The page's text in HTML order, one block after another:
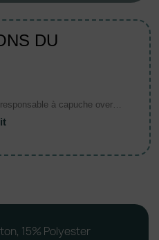
DU
Sweat-shirt écoresponsable à capuche oversize enfant
15% Polyester